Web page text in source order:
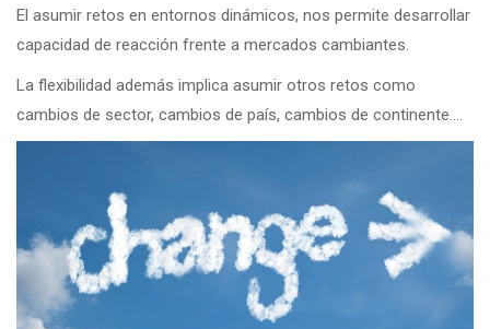
El asumir retos en entornos dinámicos, nos permite desarrollar
capacidad de reacción frente a mercados cambiantes.
La flexibilidad además implica asumir otros retos como
cambios de sector, cambios de país, cambios de continente….